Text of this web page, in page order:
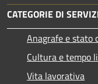
CATEGORIE DI
Anagrafe e stato
Cultura e tempo
Vita lavorativa